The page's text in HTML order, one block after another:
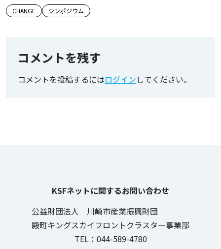
この記事のタグ
CHANGE シンポジウム
コメントを残す
コメントを投稿するにはログインしてください。
KSFネットに関するお問い合わせ
公益財団法人 川崎市産業振興財団
殿町キングスカイフロントクラスター事業部
TEL：044-589-4780